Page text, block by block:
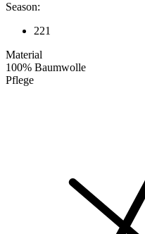
Season:
221
Material
100% Baumwolle
Pflege